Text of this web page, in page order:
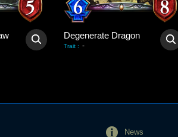
Degenerate Dragon
Trait : -
News